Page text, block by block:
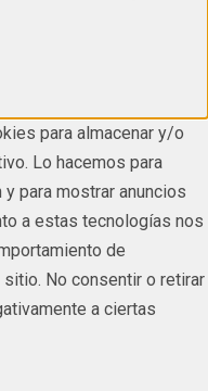
para almacenar y/o
Lo hacemos para
para mostrar anuncios
a estas tecnologías nos
de
No consentir o retirar
a ciertas